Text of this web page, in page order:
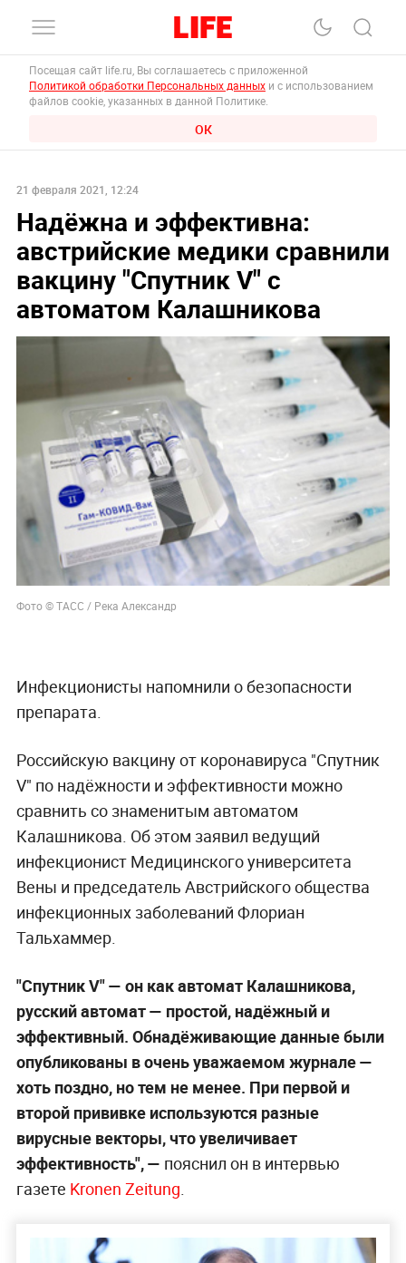
Посещая сайт life.ru, Вы соглашаетесь с приложенной
Политикой обработки Персональных данных и с использованием
файлов cookie, указанных в данной Политике.
ОК
21 февраля 2021, 12:24
Надёжна и эффективна:
австрийские медики сравнили
вакцину "Спутник V" с
автоматом Калашникова
Фото © ТАСС / Река Александр
Инфекционисты напомнили о безопасности
препарата.
Российскую вакцину от коронавируса "Спутник
V" по надёжности и эффективности можно
сравнить со знаменитым автоматом
Калашникова. Об этом заявил ведущий
инфекционист Медицинского университета
Вены и председатель Австрийского общества
инфекционных заболеваний Флориан
Тальхаммер.
"Спутник V" — он как автомат Калашникова,
русский автомат — простой, надёжный и
эффективный. Обнадёживающие данные были
опубликованы в очень уважаемом журнале —
хоть поздно, но тем не менее. При первой и
второй прививке используются разные
вирусные векторы, что увеличивает
эффективность", — пояснил он в интервью
газете Kronen Zeitung